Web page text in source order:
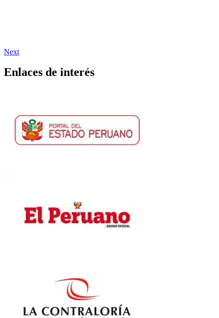
Next
Enlaces de interés